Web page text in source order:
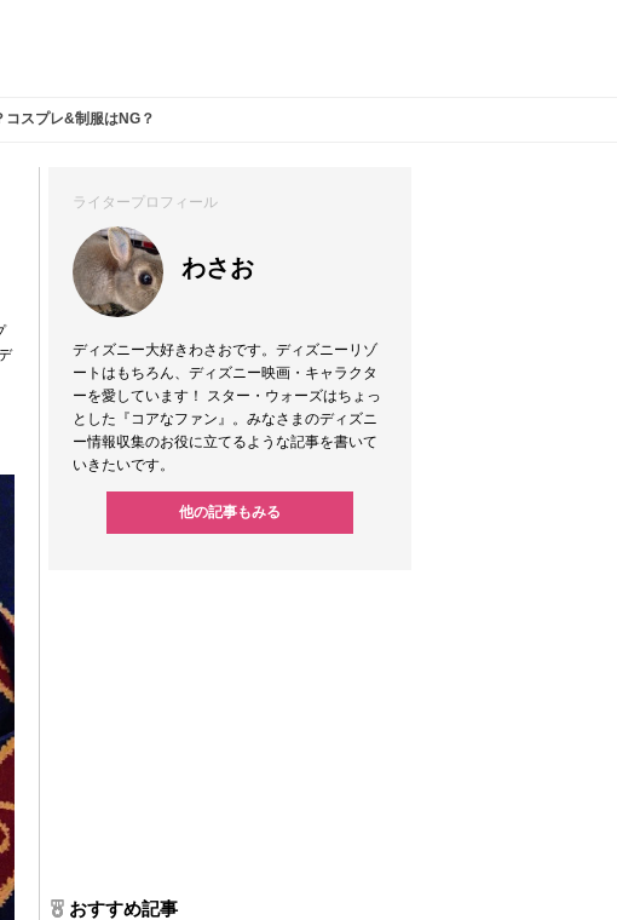
コスプレ&制服はNG？
ライタープロフィール
わさお
ディズニー大好きわさおです。ディズニーリゾ
ートはもちろん、ディズニー映画・キャラクタ
ーを愛しています！ スター・ウォーズはちょっ
とした『コアなファン』。みなさまのディズニ
ー情報収集のお役に立てるような記事を書いて
いきたいです。
他の記事もみる
おすすめ記事